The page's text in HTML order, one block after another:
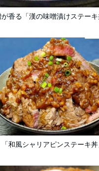
香る「漢の味噌漬けステー
「和風シャリアピンステーキ